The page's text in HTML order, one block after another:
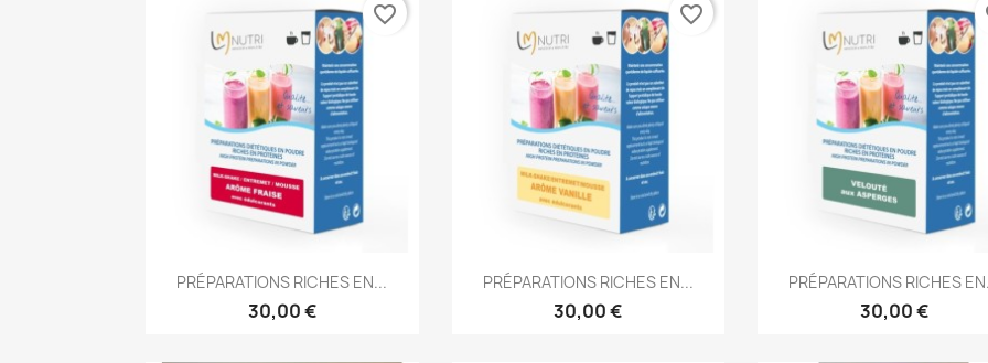
Aperçu rapide
PRÉPARATIONS RICHES EN...
30,00 €
favorite_border
Aperçu rapide
PRÉPARATIONS RICHES EN...
30,00 €
favorite_border
Aperçu rapide
PRÉPARATIONS RICHES
30,00 €